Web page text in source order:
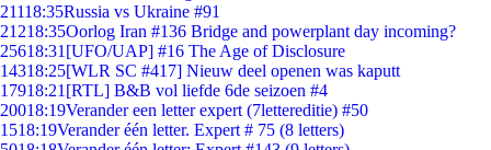
21118:35Russia vs Ukraine #91
21218:35Oorlog Iran #136 Bridge and powerplant day incoming?
25618:31 [UFO/UAP] #16 The Age of Disclosure
14318:25[WLR SC #417] Nieuw deel openen was kaputt
17918:21 [RTL] B&B vol liefde 6de seizoen #4
20018:19Verander een letter expert (7lettereditie) #50
1518:19Verander één letter. Expert # 75 (8 letters)